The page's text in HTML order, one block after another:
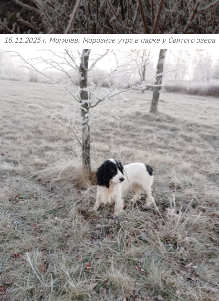
16.11.2025 г. Могилев. Морозное утро в парке у Святого озера